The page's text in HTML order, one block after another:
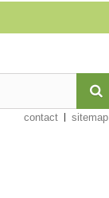
contact sitemap